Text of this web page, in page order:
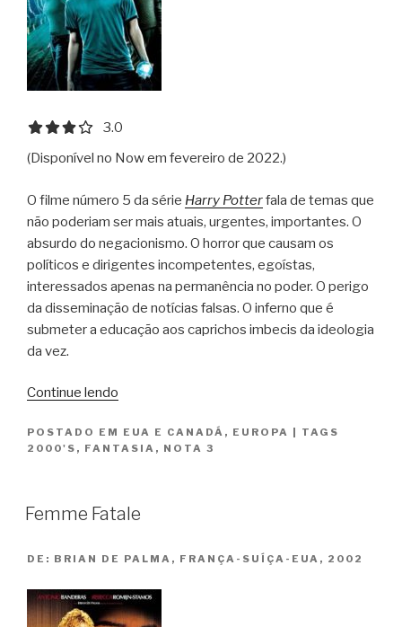
3.0 out of 5.0 stars
3.0
(Disponível no Now em fevereiro de 2022.)
O filme número 5 da série Harry Potterfala de temas que
não poderiam ser mais atuais, urgentes, importantes. O
absurdo do negacionismo. O horror que causam os
políticos e dirigentes incompetentes, egoístas,
interessados apenas na permanência no poder. O perigo
da disseminação de notícias falsas. O inferno que é
submeter a educação aos caprichos imbecis da ideologia
da vez.
Continue lendo
e
a
Fênix
Harry
Potter
and
POSTADO EM EUA E CANADÁ , EUROPA | TAGS
2000'S , FANTASIA , NOTA 3
Femme Fatale
DE: BRIAN DE PALMA, FRANÇA-SUÍÇA-EUA, 2002